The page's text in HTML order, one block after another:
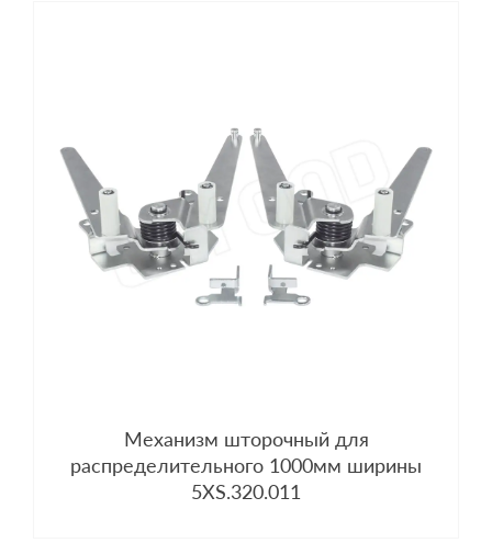
Механизм шторочный для
распределительного 1000мм ширины
5XS.320.011